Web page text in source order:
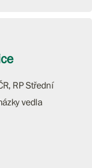
RP Střední
vedla